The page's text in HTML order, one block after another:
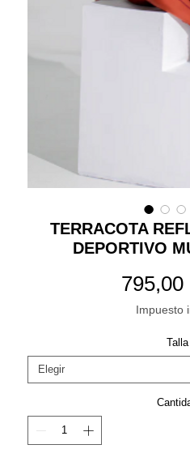
TERRACOTA
DEPORTIVO
795,00
Impuesto
Talla